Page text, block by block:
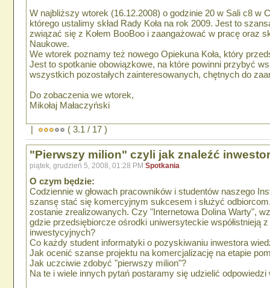
W najbliższy wtorek (16.12.2008) o godzinie 20 w Sali c8 w
którego ustalimy skład Rady Koła na rok 2009. Jest to
związać się z Kołem BooBoo i zaangażować w pracę oraz
Naukowe.
We wtorek poznamy też nowego Opiekuna Koła, który
Jest to spotkanie obowiązkowe, na które powinni przybyć
wszystkich pozostałych zainteresowanych, chętnych do
Do zobaczenia we wtorek,
Mikołaj Małaczyński
| ( 3.1 / 17 )
"Pierwszy milion" czyli jak znaleźć
piątek, grudzień 5, 2008, 01:28 PM Spotkania
O czym będzie:
Codziennie w głowach pracowników i studentów naszego
szansę stać się komercyjnym sukcesem i służyć
zostanie zrealizowanych. Czy "Internetowa Dolina Warty",
gdzie przedsiębiorcze ośrodki uniwersyteckie współistnieją
inwestycyjnych?
Co każdy student informatyki o pozyskiwaniu inwestora
Jak ocenić szanse projektu na komercjalizację na etapie
Jak uczciwie zdobyć "pierwszy milion"?
Na te i wiele innych pytań postaramy się udzielić